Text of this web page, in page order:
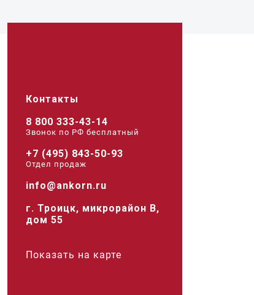
Контакты
8 800 333-43-14
Звонок по РФ беcплатный
+7 (495) 843-50-93
Отдел продаж
info@ankorn.ru
г. Троицк, микрорайон В,
дом 55
Показать на карте